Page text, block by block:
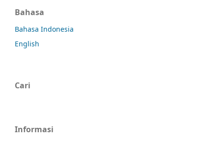
Bahasa
Bahasa Indonesia
English
Cari
Informasi